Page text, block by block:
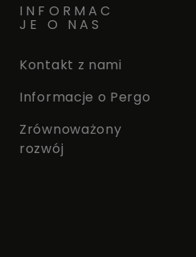
INFORMAC
JE O NAS
Kontakt z nami
Informacje o Pergo
Zrównoważony
rozwój